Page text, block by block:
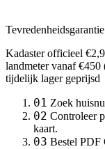
Kadaster officieel
landmetervanaf €450
tijdelijk lager geprijsd
01 Zoek
02 Controleer
kaart.
03 Bestel PDF